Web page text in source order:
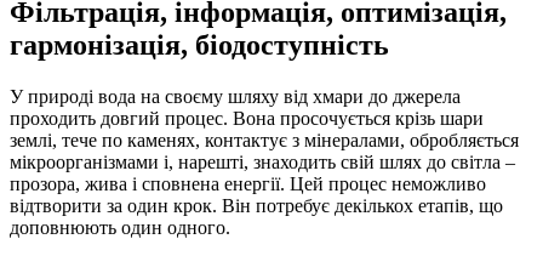
Фільтрація, інформація, оптимізація,
гармонізація, біодоступність
У природі вода на своєму шляху від хмари до джерела
проходить довгий процес. Вона просочується крізь шари
землі, тече по каменях, контактує з мінералами, обробляється
мікроорганізмами і, нарешті, знаходить свій шлях до світла –
прозора, жива і сповнена енергії. Цей процес неможливо
відтворити за один крок. Він потребує декількох етапів, що
доповнюють один одного.